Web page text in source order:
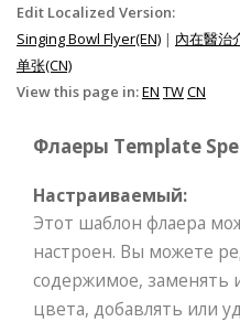
Edit Localized Version:
Singing Bowl Flyer(EN) | 內在醫治
单张(CN)
View this page in:EN TWCN
Флаеры Template
Настраиваемый:
Этот шаблон флаера
настроен. Вы можете
содержимое, заменять
цвета, добавлять или